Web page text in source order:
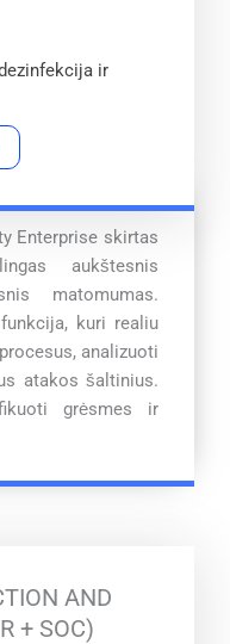
ir
Enterprise skirtas
aukštesnis
matomumas.
kuri realiu
analizuoti
atakos šaltinius.
grėsmes ir
AND
+ SOC)